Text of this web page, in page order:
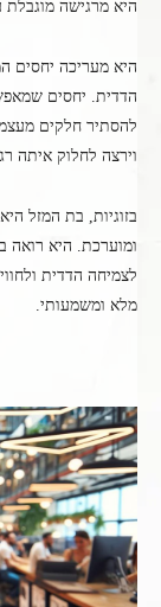
היא מרגישה מוגבלת
היא מעריכה יחסים
הדדית. יחסים
להסתיר חלקים
וירצה לחלוק איתה
בזוגיות, בת המזל
ומוערכת. היא רואה
לצמיחה הדדית
מלא ומשמעותי.